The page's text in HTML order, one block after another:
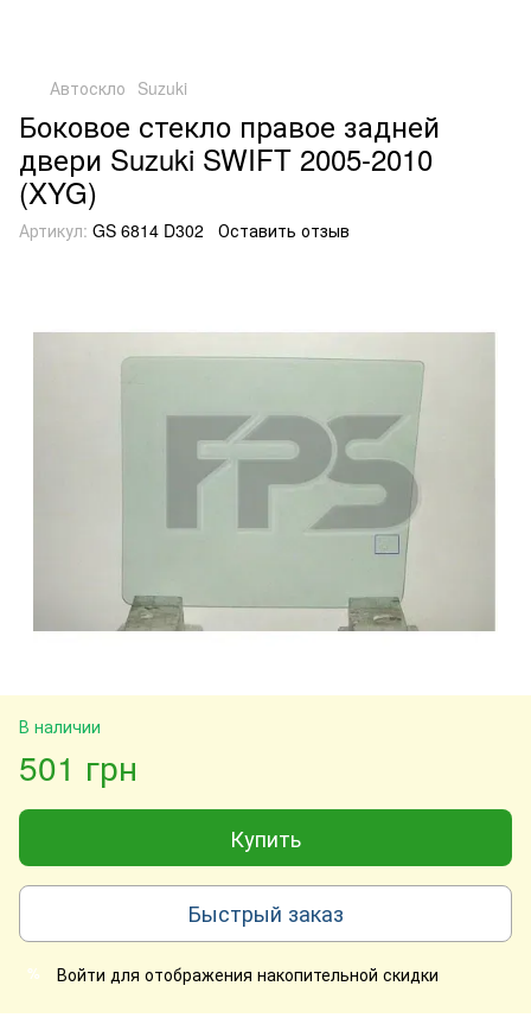
Автоскло Suzuki
Боковое стекло правое задней
двери Suzuki SWIFT 2005-2010
(XYG)
Артикул: GS 6814 D302 Оставить отзыв
В наличии
501 грн
Купить
Быстрый заказ
% Войти для отображения накопительной скидки